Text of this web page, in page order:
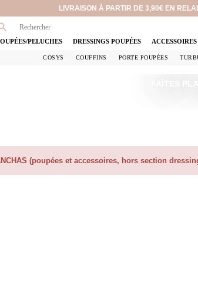
LIVRAISON À PARTIR DE 3,90€ EN
PELUCHES DRESSINGS POUPÉES
COSYS COUFFINS PORTE POUPÉES
(poupées et accessoires, hors section